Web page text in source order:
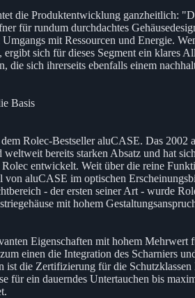
die Produktentwicklung ganzheitlich:
für rundum durchdachtes
mit Ressourcen und Energie.
ergibt sich für dieses Segment ein klares
die sich ihrerseits ebenfalls einem
Basis
Rolec-Bestseller aluCASE. Das 2002
weltweit bereits starken Absatz und hat
entwickelt. Weit über die reine
von aluCASE im optischen
- der ersten seiner Art - wurde
mit hohem
Eigenschaften mit hohem
einen die Integration des Scharniers
ist die Zertifizierung für die
für ein dauerndes Untertauchen bis